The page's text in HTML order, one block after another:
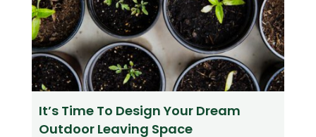
It’s Time To Design Your Dream
Outdoor Leaving Space